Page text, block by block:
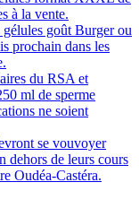
à la vente.
goût Burger ou
prochain dans les
du RSA et
ml de sperme
ne soient
se vouvoyer
dehors de leurs cours
Oudéa-Castéra.